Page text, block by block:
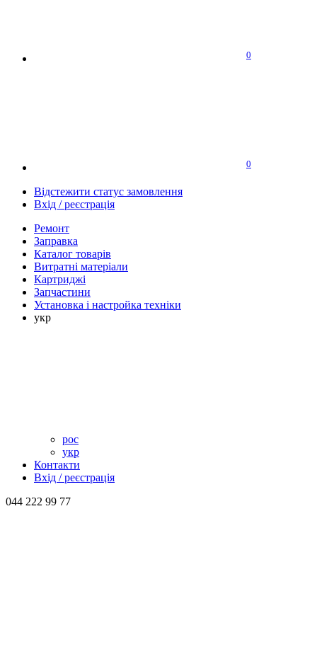
0
0
Відстежити статус замовлення
Вхід / реєстрація
Ремонт
Заправка
Каталог товарів
Витратні матеріали
Картриджі
Запчастини
Установка і настройка техніки
укр
рос
укр
Контакти
Вхід / реєстрація
044 222 99 77